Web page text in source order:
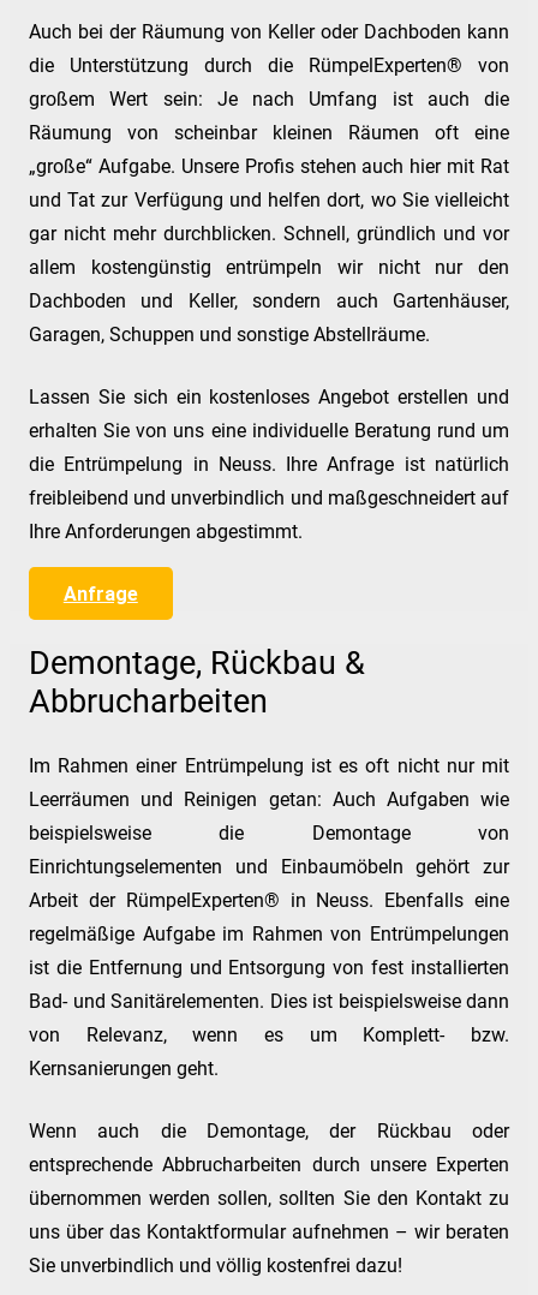
Auch bei der Räumung von Keller oder Dachboden kann
die Unterstützung durch die RümpelExperten® von
großem Wert sein: Je nach Umfang ist auch die
Räumung von scheinbar kleinen Räumen oft eine
„große“ Aufgabe. Unsere Profis stehen auch hier mit Rat
und Tat zur Verfügung und helfen dort, wo Sie vielleicht
gar nicht mehr durchblicken. Schnell, gründlich und vor
allem kostengünstig entrümpeln wir nicht nur den
Dachboden und Keller, sondern auch Gartenhäuser,
Garagen, Schuppen und sonstige Abstellräume.
Lassen Sie sich ein kostenloses Angebot erstellen und
erhalten Sie von uns eine individuelle Beratung rund um
die Entrümpelung in Neuss. Ihre Anfrage ist natürlich
freibleibend und unverbindlich und maßgeschneidert auf
Ihre Anforderungen abgestimmt.
Anfrage
Demontage, Rückbau &
Abbrucharbeiten
Im Rahmen einer Entrümpelung ist es oft nicht nur mit
Leerräumen und Reinigen getan: Auch Aufgaben wie
beispielsweise die Demontage von
Einrichtungselementen und Einbaumöbeln gehört zur
Arbeit der RümpelExperten® in Neuss. Ebenfalls eine
regelmäßige Aufgabe im Rahmen von Entrümpelungen
ist die Entfernung und Entsorgung von fest installierten
Bad- und Sanitärelementen. Dies ist beispielsweise dann
von Relevanz, wenn es um Komplett- bzw.
Kernsanierungen geht.
Wenn auch die Demontage, der Rückbau oder
entsprechende Abbrucharbeiten durch unsere Experten
übernommen werden sollen, sollten Sie den Kontakt zu
uns über das Kontaktformular aufnehmen – wir beraten
Sie unverbindlich und völlig kostenfrei dazu!